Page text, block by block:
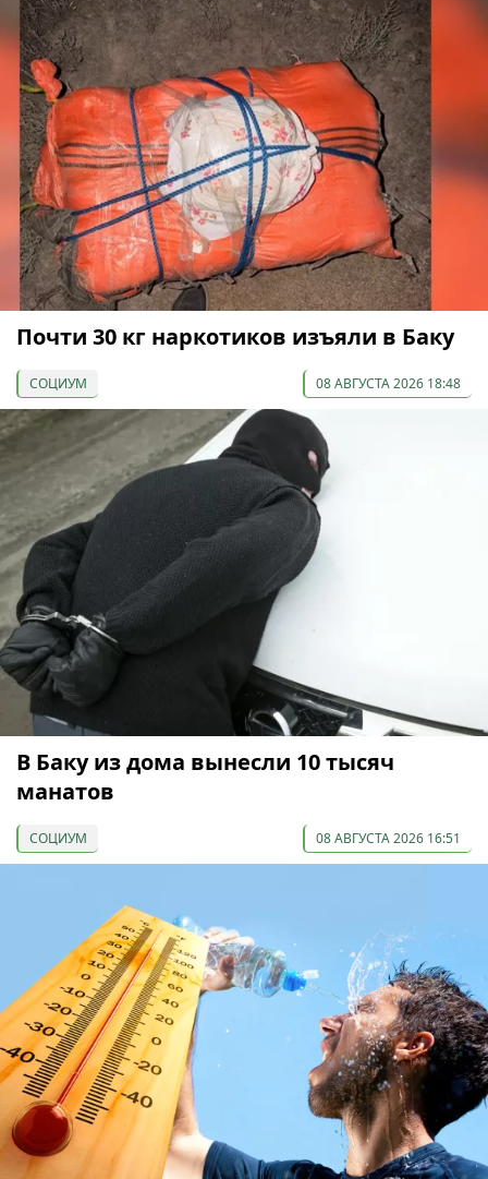
Почти 30 кг наркотиков изъяли в Баку
СОЦИУМ 08 АВГУСТА 2026 18:48
В Баку из дома вынесли 10 тысяч
манатов
СОЦИУМ 08 АВГУСТА 2026 16:51